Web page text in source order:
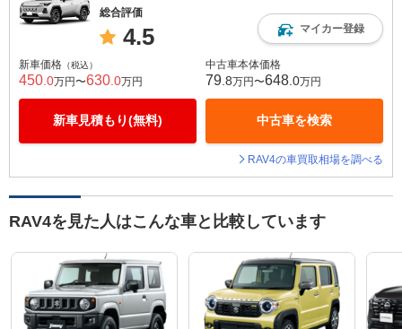
総合評価
4.5 マイカー登録
新車価格 （税込）
450 .0万円〜630 .0万円
新車見積もり(無料)
中古車本体価格
79 .8万円〜648 .0万円
中古車を検索
RAV4の車買取相場を調べる
RAV4を見た人はこんな車と比較しています